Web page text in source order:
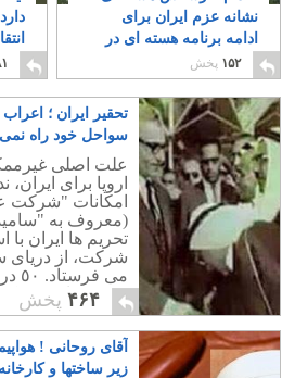
نشانه عزم ایران برای
ادامه برنامه هسته ای در
خفاست
۱۵۲ پخش
تحقیر ایران ؛
سواحل خود راه نمی
علت اصلی
اروپا برای
امکانات "شرکت
(معروف به
تحریم ها ایران
شرکت، از دریای
می
به مصر است و
عربی، متحدان
اختیار دارند.
توان صادرات
۴۶۴ پخش
آقای روحانی !
زیر ساختها و